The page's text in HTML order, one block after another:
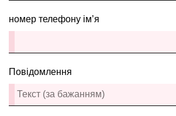
номер телефону ім’я
Повідомлення